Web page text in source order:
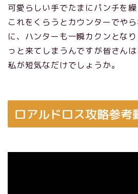
可愛らしい手でたまにパンチを繰
これをくらうとカウンターでや
に、ハンターも一瞬カクンとな
っと来てしまうんですが皆さん
私が短気なだけでしょうか。
ロアルドロス攻略参考